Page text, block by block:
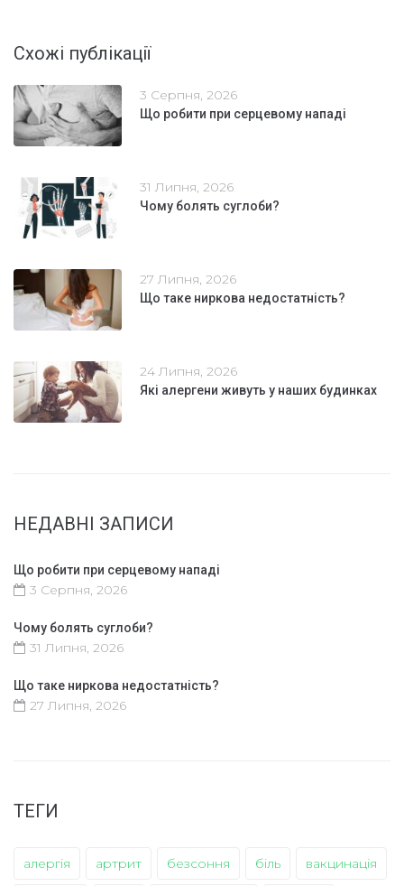
Схожі публікації
3 Серпня, 2026
Що робити при серцевому нападі
31 Липня, 2026
Чому болять суглоби?
27 Липня, 2026
Що таке ниркова недостатність?
24 Липня, 2026
Які алергени живуть у наших будинках
НЕДАВНІ ЗАПИСИ
Що робити при серцевому нападі
3 Серпня, 2026
Чому болять суглоби?
31 Липня, 2026
Що таке ниркова недостатність?
27 Липня, 2026
ТЕГИ
алергія артрит безсоння біль вакцинація